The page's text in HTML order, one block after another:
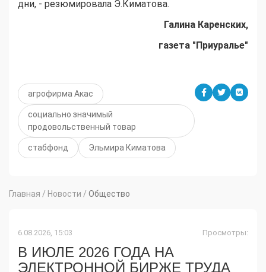
дни, - резюмировала Э.Киматова.
Галина Каренских,
газета "Приуралье"
агрофирма Акас
социально значимый
продовольственный товар
стабфонд Эльмира Киматова
Главная / Новости / Общество
6.08.2026, 15:03 Просмотры:
В ИЮЛЕ 2026 ГОДА НА
ЭЛЕКТРОННОЙ БИРЖЕ ТРУДА